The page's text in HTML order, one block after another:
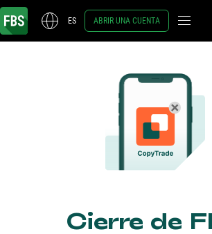
ES ABRIR UNA CUENTA
Cierre de